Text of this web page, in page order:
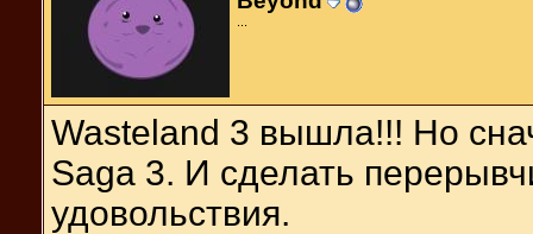
Wasteland 3 вышла!!! Но
Saga 3. И сделать
удовольствия.